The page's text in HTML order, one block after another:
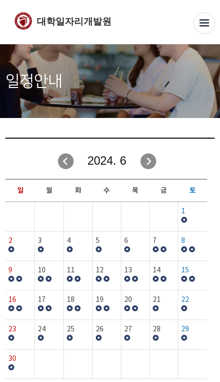
대학일자리개발원
일정안내
2024. 6
일 월 화 수 목 금 토
1
2 3 4 5 6 7 8
9 10 11 12 13 14 15
16 17 18 19 20 21 22
23 24 25 26 27 28 29
30